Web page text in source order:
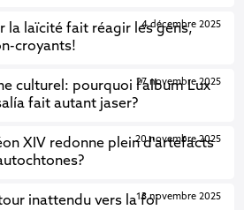
la laïcité fait réagir les gens,
croyants!
4 décembre 2025
culturel: pourquoi l’album Lux
fait autant jaser?
27 novembre 2025
XIV redonne plein d'artefacts
20 novembre 2025
inattendu vers la foi13 novembre 2025